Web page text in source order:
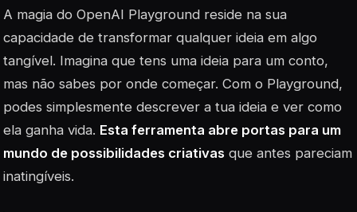
A magia do OpenAI Playground reside na sua
capacidade de transformar qualquer ideia em algo
tangível. Imagina que tens uma ideia para um conto,
mas não sabes por onde começar. Com o Playground,
podes simplesmente descrever a tua ideia e ver como
ela ganha vida. Esta ferramenta abre portas para um
mundo de possibilidades criativas que antes pareciam
inatingíveis.